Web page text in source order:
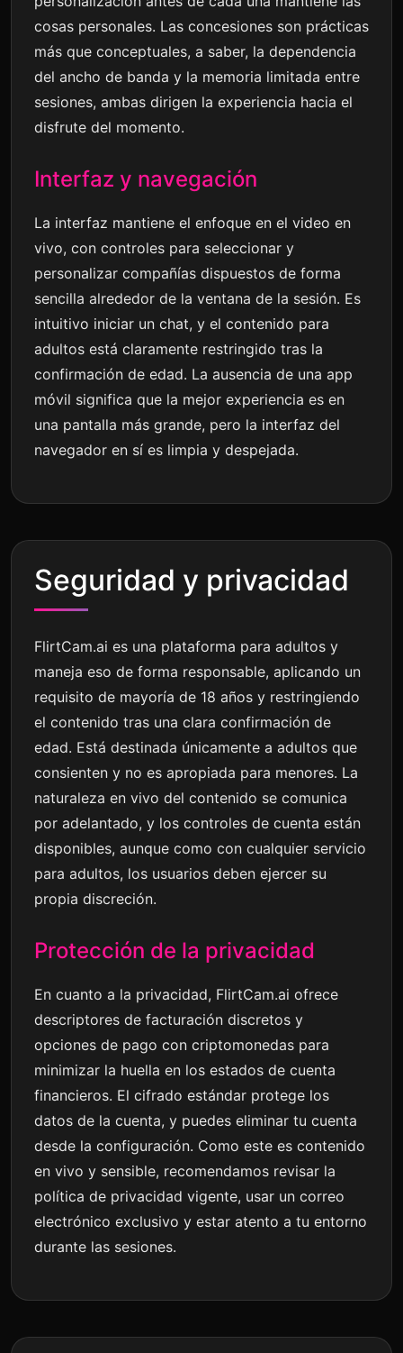
cosas personales. Las concesiones son prácticas
más que conceptuales, a saber, la dependencia
del ancho de banda y la memoria limitada entre
sesiones, ambas dirigen la experiencia hacia el
disfrute del momento.
Interfaz y navegación
La interfaz mantiene el enfoque en el video en
vivo, con controles para seleccionar y
personalizar compañías dispuestos de forma
sencilla alrededor de la ventana de la sesión. Es
intuitivo iniciar un chat, y el contenido para
adultos está claramente restringido tras la
confirmación de edad. La ausencia de una app
móvil significa que la mejor experiencia es en
una pantalla más grande, pero la interfaz del
navegador en sí es limpia y despejada.
Seguridad y privacidad
FlirtCam.ai es una plataforma para adultos y
maneja eso de forma responsable, aplicando un
requisito de mayoría de 18 años y restringiendo
el contenido tras una clara confirmación de
edad. Está destinada únicamente a adultos que
consienten y no es apropiada para menores. La
naturaleza en vivo del contenido se comunica
por adelantado, y los controles de cuenta están
disponibles, aunque como con cualquier servicio
para adultos, los usuarios deben ejercer su
propia discreción.
Protección de la privacidad
En cuanto a la privacidad, FlirtCam.ai ofrece
descriptores de facturación discretos y
opciones de pago con criptomonedas para
minimizar la huella en los estados de cuenta
financieros. El cifrado estándar protege los
datos de la cuenta, y puedes eliminar tu cuenta
desde la configuración. Como este es contenido
en vivo y sensible, recomendamos revisar la
política de privacidad vigente, usar un correo
electrónico exclusivo y estar atento a tu entorno
durante las sesiones.